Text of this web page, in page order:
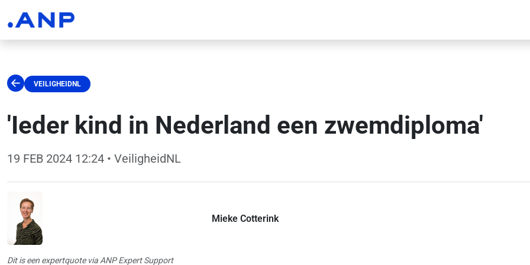
VEILIGHEIDNL
'Ieder kind in Nederland een zwemdiploma'
19 FEB 2024 12:24 • VeiligheidNL
Mieke Cotterink
Dit is een expertquote via ANP Expert Support